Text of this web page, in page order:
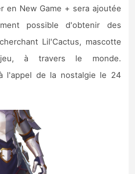
en New Game + sera ajoutée
possible d'obtenir des
Lil'Cactus, mascotte
à travers le monde.
l'appel de la nostalgie le 24